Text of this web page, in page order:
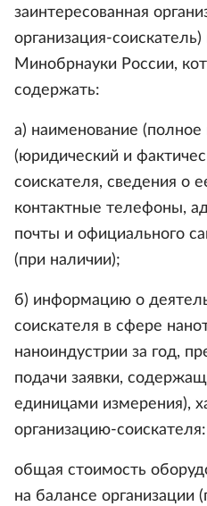
заинтересованная
организация-соискатель)
Минобрнауки России,
содержать:
а) наименование
(юридический и
соискателя, сведения о
контактные телефоны,
почты и официального
(при наличии);
б) информацию о
соискателя в сфере
наноиндустрии за год,
подачи заявки,
единицами измерения),
организацию-соискателя:
общая стоимость
на балансе организации